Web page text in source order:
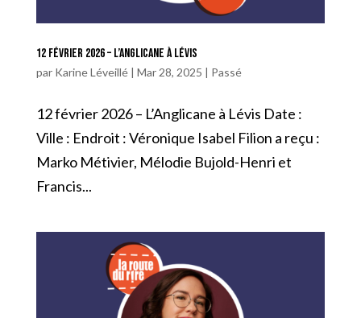
12 février 2026 – L’Anglicane à Lévis
par Karine Léveillé| Mar 28, 2025 | Passé
12 février 2026 – L’Anglicane à Lévis Date :
Ville : Endroit : Véronique Isabel Filion a reçu :
Marko Métivier, Mélodie Bujold-Henri et
Francis...